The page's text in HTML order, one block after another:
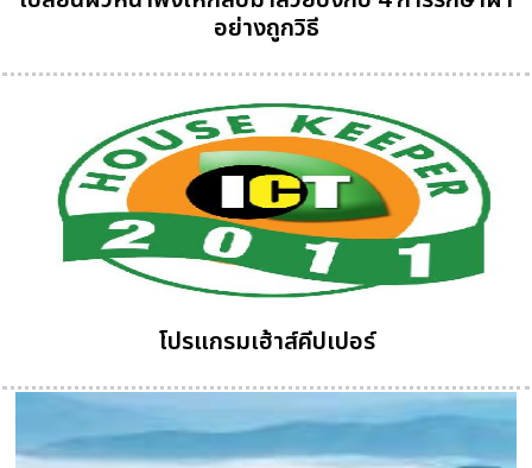
อย่างถูกวิธี
โปรแกรมเฮ้าส์คีปเปอร์